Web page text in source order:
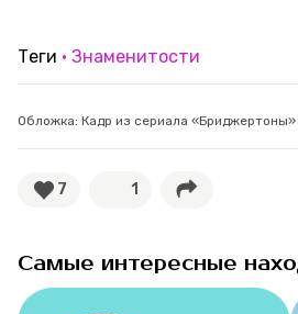
Теги Знаменитости
Обложка: Кадр из сериала «Бриджертоны»
7 1
Самые интересные